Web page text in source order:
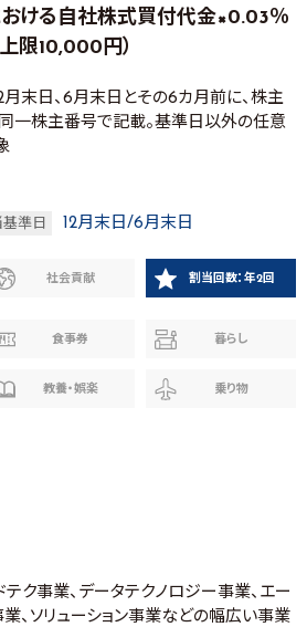
ける自社株式買付代金×0.03％
限10,000円）
末日、6月末日とその6カ月前に、株主
一株主番号で記載。基準日以外の任意
準日 12月末日/6月末日
社会貢献 割当回数：年2回
食事券 暮らし
教養・娯楽 乗り物
テク事業、データテクノロジー事業、エー
、ソリューション事業などの幅広い事業